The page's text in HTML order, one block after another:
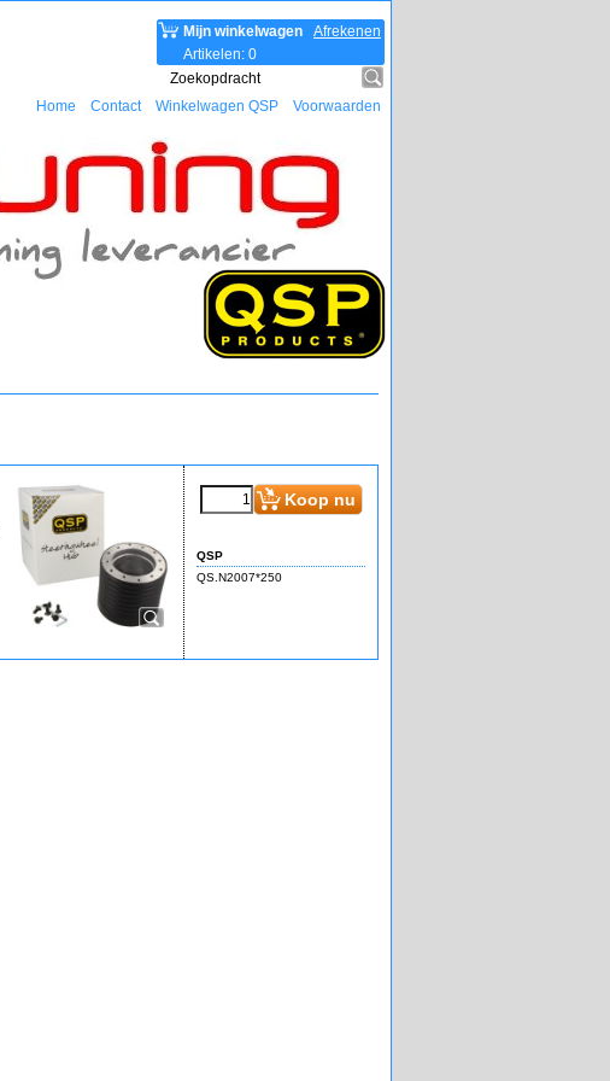
Afrekenen
Mijn winkelwagen
Artikelen: 0
Home Contact Winkelwagen QSP Voorwaarden
Koop nu
QSP
QS.N2007*250